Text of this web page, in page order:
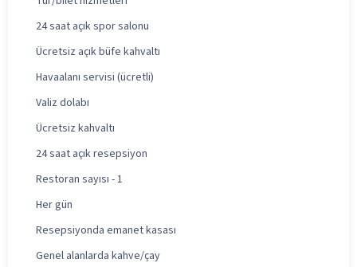
24 saat açık spor salonu
Ücretsiz açık büfe kahvaltı
Havaalanı servisi (ücretli)
Valiz dolabı
Ücretsiz kahvaltı
24 saat açık resepsiyon
Restoran sayısı - 1
Her gün
Resepsiyonda emanet kasası
Genel alanlarda kahve/çay